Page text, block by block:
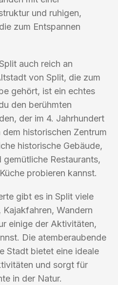
und ruhigen,
zum Entspannen
auch reich an
von Split, die zum
gehört, ist ein echtes
den berühmten
der im 4. Jahrhundert
historischen Zentrum
historische Gebäude,
gemütliche Restaurants,
probieren kannst.
gibt es in Split viele
Wandern
einige der Aktivitäten,
Die atemberaubende
Stadt bietet eine ideale
und sorgt für
in der Natur.